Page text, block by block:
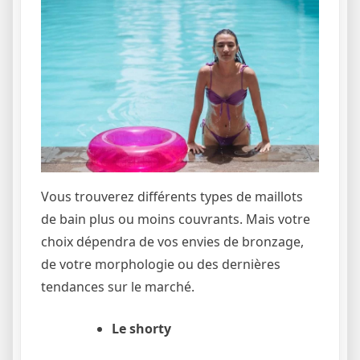
Vous trouverez différents types de maillots
de bain plus ou moins couvrants. Mais votre
choix dépendra de vos envies de bronzage,
de votre morphologie ou des dernières
tendances sur le marché.
Le shorty